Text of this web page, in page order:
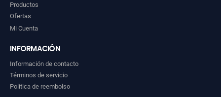
Productos
Ofertas
Mi Cuenta
INFORMACIÓN
Información de contacto
Términos de servicio
Política de reembolso